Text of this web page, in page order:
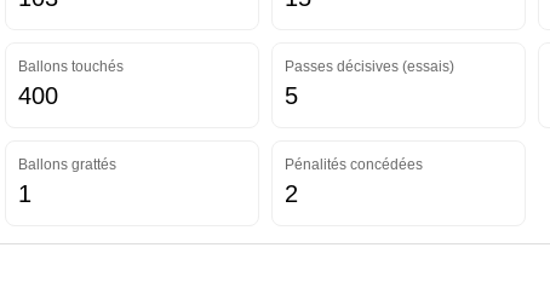
Ballons touchés
400
Passes décisives (essais)
5
Ballons grattés
1
Pénalités concédées
2